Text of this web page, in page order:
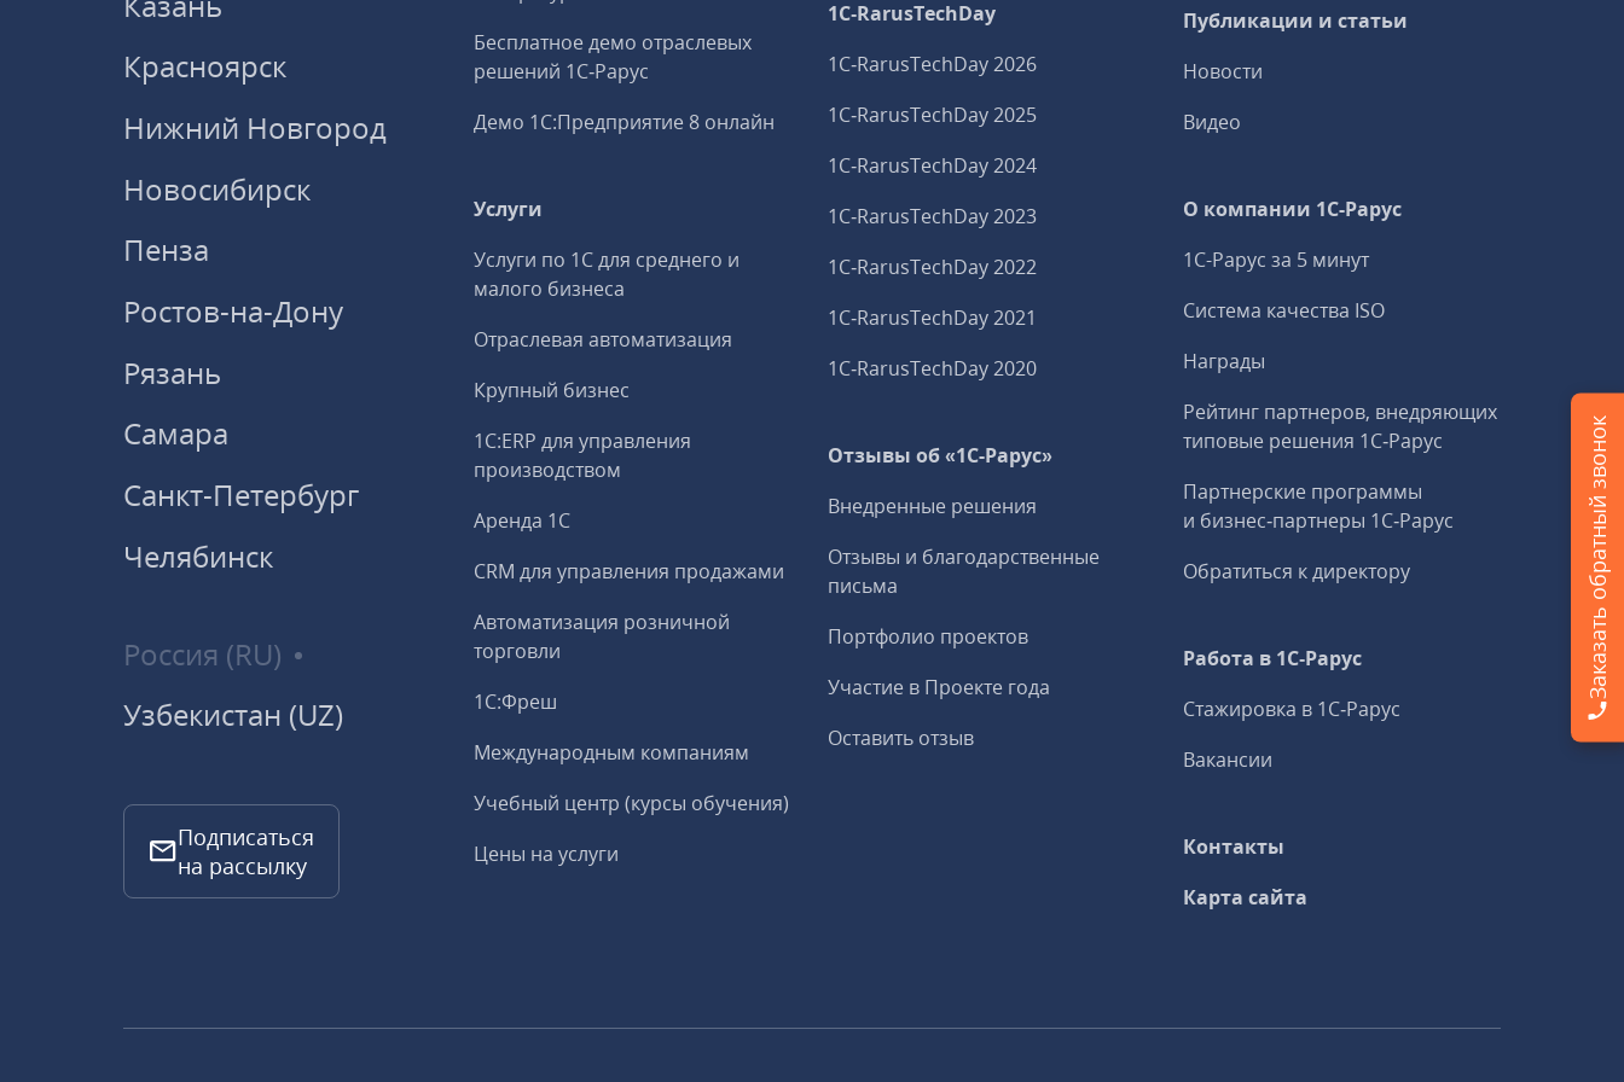
Красноярск
Нижний Новгород
Новосибирск
Пенза
Ростов-на-Дону
Рязань
Самара
Санкт-Петербург
Челябинск
Россия (RU)
Узбекистан (UZ)
Подписаться
на рассылку
Бесплатное демо отраслевых
решений 1С‑Рарус
Демо 1С:Предприятие 8 онлайн
Услуги
Услуги по 1С для среднего и
малого бизнеса
Отраслевая автоматизация
Крупный бизнес
1С:ERP для управления
производством
Аренда 1С
CRM для управления продажами
Автоматизация розничной
торговли
1С:Фреш
Международным компаниям
Учебный центр (курсы обучения)
Цены на услуги
1C‑RarusTechDay
1C‑RarusTechDay 2026
1C‑RarusTechDay 2025
1C‑RarusTechDay 2024
1C‑RarusTechDay 2023
1C‑RarusTechDay 2022
1C‑RarusTechDay 2021
1C‑RarusTechDay 2020
Отзывы об «1С-Рарус»
Внедренные решения
Отзывы и благодарственные
письма
Портфолио проектов
Участие в Проекте года
Оставить отзыв
Публикации и статьи
Новости
Видео
О компании 1C-Рарус
1С-Рарус за 5 минут
Система качества ISO
Награды
Рейтинг партнеров, внедряющих
типовые решения 1С‑Рарус
Партнерские программы
и бизнес‑партнеры 1С‑Рарус
Обратиться к директору
Работа в 1С‑Рарус
Стажировка в 1С‑Рарус
Вакансии
Контакты
Карта сайта
Заказать обратный звонок